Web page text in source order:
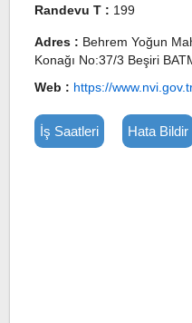
Randevu T : 199
Adres : Behrem Yoğun
Konağı No:37/3 Beşiri
Web : https://
İş Saatleri Hata Bildir